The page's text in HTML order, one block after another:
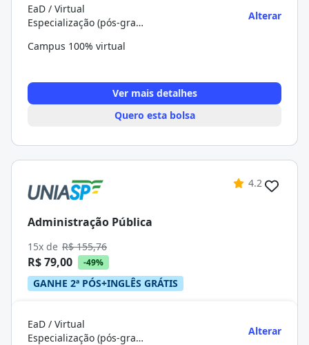
EaD / Virtual
Especialização (pós-graduação)
Alterar
Campus 100% virtual
Ver mais detalhes
Quero esta bolsa
4.2
Administração Pública
15x de R$ 155,76
R$ 79,00 -49%
GANHE 2ª PÓS+INGLÊS GRÁTIS
EaD / Virtual
Especialização (pós-graduação)
Alterar